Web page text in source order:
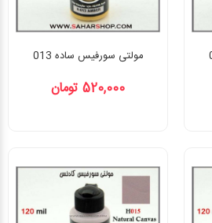
مولتی سورفیس ساده 013
520,000 تومان